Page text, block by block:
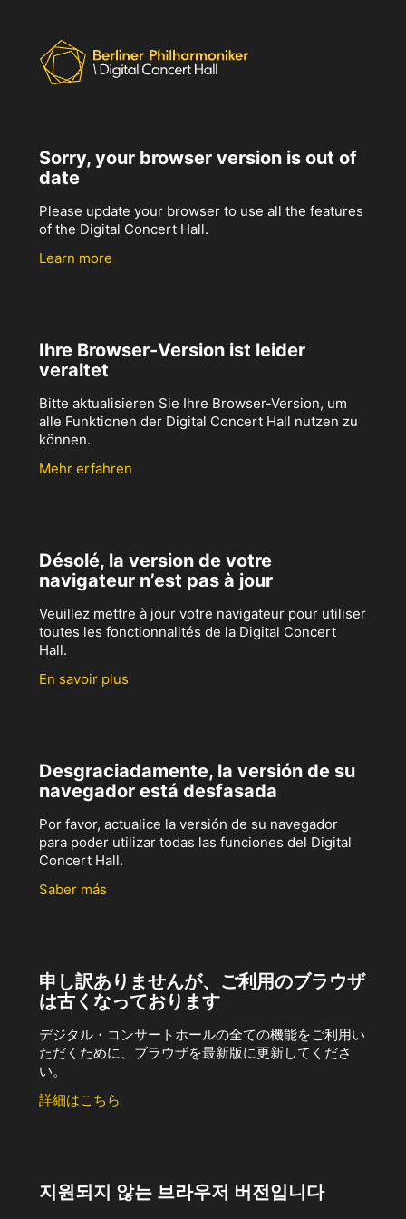
Sorry, your browser version is out of
date
Please update your browser to use all the features
of the Digital Concert Hall.
Learn more
Ihre Browser-Version ist leider
veraltet
Bitte aktualisieren Sie Ihre Browser-Version, um
alle Funktionen der Digital Concert Hall nutzen zu
können.
Mehr erfahren
Désolé, la version de votre
navigateur n’est pas à jour
Veuillez mettre à jour votre navigateur pour utiliser
toutes les fonctionnalités de la Digital Concert
Hall.
En savoir plus
Desgraciadamente, la versión de su
navegador está desfasada
Por favor, actualice la versión de su navegador
para poder utilizar todas las funciones del Digital
Concert Hall.
Saber más
申し訳ありませんが、ご利用のブラウザ
は古くなっております
デジタル・コンサートホールの全ての機能をご利用い
ただくために、ブラウザを最新版に更新してくださ
い。
詳細はこちら
지원되지 않는 브라우저 버전입니다